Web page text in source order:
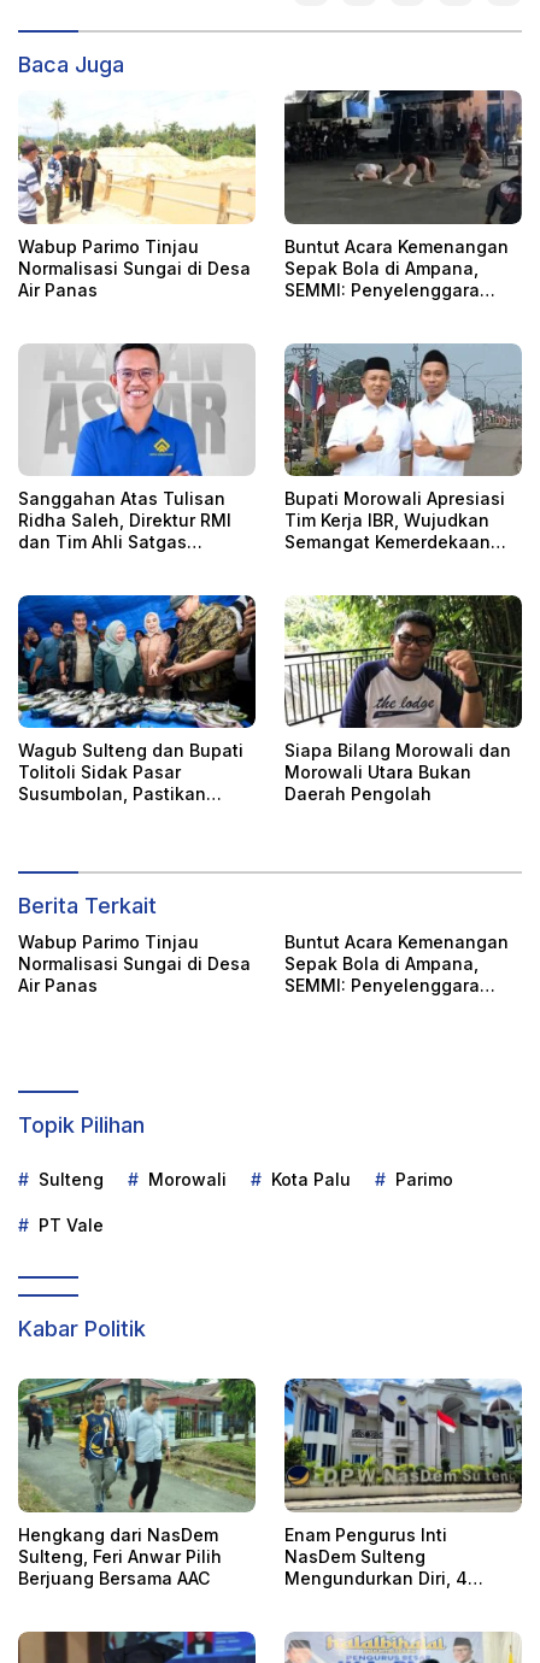
Baca Juga
Wabup Parimo Tinjau
Normalisasi Sungai di Desa
Air Panas
Buntut Acara Kemenangan
Sepak Bola di Ampana,
SEMMI: Penyelenggara
Sanggahan Atas Tulisan
Ridha Saleh, Direktur RMI
dan Tim Ahli Satgas
Bupati Morowali Apresiasi
Tim Kerja IBR, Wujudkan
Semangat Kemerdekaan
Wagub Sulteng dan Bupati
Tolitoli Sidak Pasar
Susumbolan, Pastikan
Siapa Bilang Morowali dan
Morowali Utara Bukan
Daerah Pengolah
Berita Terkait
Wabup Parimo Tinjau
Normalisasi Sungai di Desa
Air Panas
Buntut Acara Kemenangan
Sepak Bola di Ampana,
SEMMI: Penyelenggara
Topik Pilihan
Sulteng Morowali Kota Palu Parimo
PT Vale
Kabar Politik
Hengkang dari NasDem
Sulteng, Feri Anwar Pilih
Berjuang Bersama AAC
Enam Pengurus Inti
NasDem Sulteng
Mengundurkan Diri, 4